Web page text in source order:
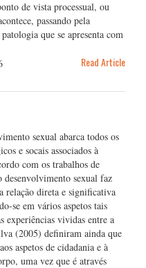
de vista processual, ou
passando pela
que se apresenta com
Read Article
sexual abarca todos os
e socais associados à
com os trabalhos de
desenvolvimento sexual faz
relação direta e significativa
se em vários aspetos tais
experiências vividas entre a
(2005) definiram ainda que
aspetos de cidadania e à
uma vez que é através